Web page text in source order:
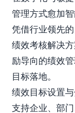
管理方式愈加
凭借行业领先
绩效考核解决
励导向的绩效
目标落地。
绩效目标设置
支持企业、部